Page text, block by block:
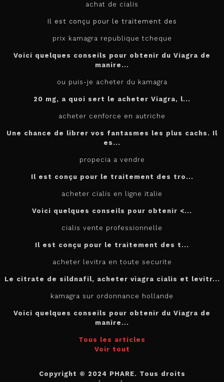
achat de cialis
Il est conçu pour le traitement des
prix kamagra republique tcheque
Voici quelques conseils pour obtenir du Viagra de
manire...
ou puis-je acheter du kamagra
20 mg, a quoi sert le acheter Viagra, l...
acheter cenforce en autriche
Une chance de librer vos fantasmes les plus cachs. Il
es...
propecia a vendre
Il est conçu pour le traitement des tro...
acheter cialis en ligne italie
Voici quelques conseils pour obtenir <...
cialis vente professionnelle
Il est conçu pour le traitement des t...
acheter levitra en toute securite
Le citrate de sildnafil, acheter viagra cialis et levitr...
kamagra sur ordonnance hollande
Voici quelques conseils pour obtenir du Viagra de
manire...
Tous les articles
Voir tout
Copyright © 2024 PHARE. Tous droits